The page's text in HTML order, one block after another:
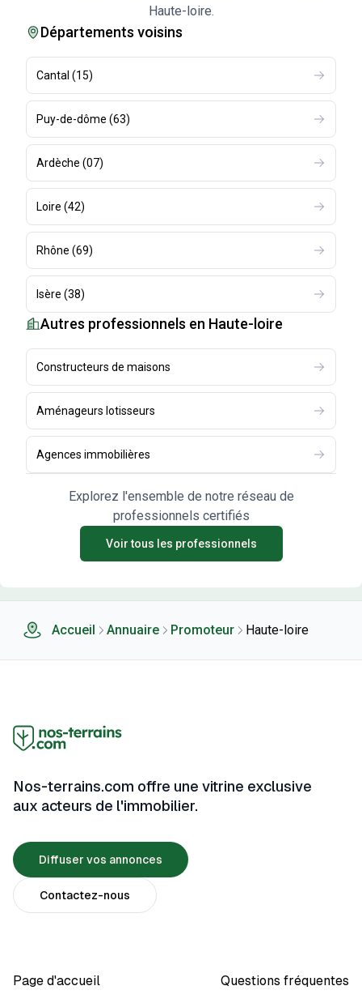
Haute-loire.
Départements voisins
Cantal (15)
Puy-de-dôme (63)
Ardèche (07)
Loire (42)
Rhône (69)
Isère (38)
Autres professionnels en Haute-loire
Constructeurs de maisons
Aménageurs lotisseurs
Agences immobilières
Explorez l'ensemble de notre réseau de
professionnels certifiés
Voir tous les professionnels
Accueil Annuaire Promoteur Haute-loire
Nos-terrains.com offre une vitrine exclusive
aux acteurs de l'immobilier.
Diffuser vos annonces
Contactez-nous
Page d'accueil Questions fréquentes